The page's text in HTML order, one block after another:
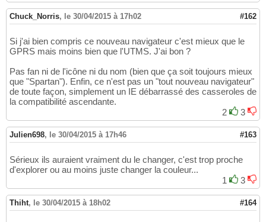
Chuck_Norris, le 30/04/2015 à 17h02 #162
Si j'ai bien compris ce nouveau navigateur c'est mieux que le
GPRS mais moins bien que l'UTMS. J'ai bon ?
Pas fan ni de l'icône ni du nom (bien que ça soit toujours mieux
que "Spartan"). Enfin, ce n'est pas un "tout nouveau navigateur"
de toute façon, simplement un IE débarrassé des casseroles de
la compatibilité ascendante.
2
3
Julien698, le 30/04/2015 à 17h46 #163
Sérieux ils auraient vraiment du le changer, c'est trop proche
d'explorer ou au moins juste changer la couleur...
1
3
Thiht, le 30/04/2015 à 18h02 #164